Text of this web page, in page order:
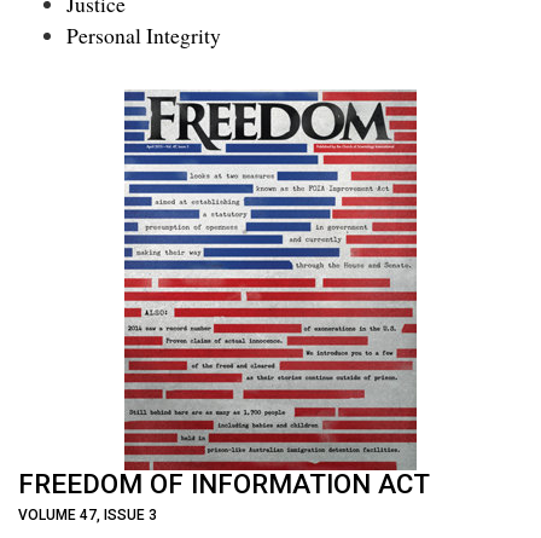
Personal Integrity
FREEDOM OF INFORMATION ACT
VOLUME 47, ISSUE 3